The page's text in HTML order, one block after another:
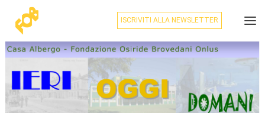
ISCRIVITI ALLA NEWSLETTER